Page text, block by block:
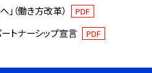
（働き方改革） PDF
トナーシップ宣言 PDF